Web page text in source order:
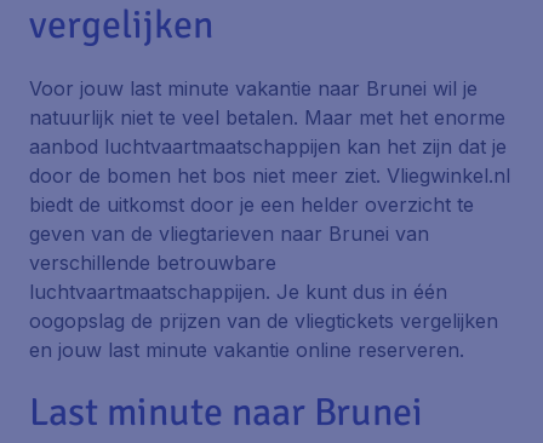
vergelijken
Voor jouw last minute vakantie naar Brunei wil je
natuurlijk niet te veel betalen. Maar met het enorme
aanbod luchtvaartmaatschappijen kan het zijn dat je
door de bomen het bos niet meer ziet. Vliegwinkel.nl
biedt de uitkomst door je een helder overzicht te
geven van de vliegtarieven naar Brunei van
verschillende betrouwbare
luchtvaartmaatschappijen. Je kunt dus in één
oogopslag de prijzen van de vliegtickets vergelijken
en jouw last minute vakantie online reserveren.
Last minute naar Brunei